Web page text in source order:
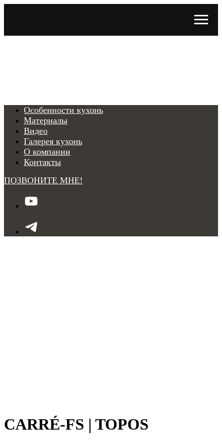
Особенности кухонь
Материалы
Видео
Галерея кухонь
О компании
Контакты
ПОЗВОНИТЕ МНЕ!
CARRÉ-FS | TOPOS